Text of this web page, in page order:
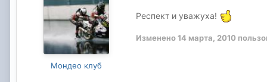
Мондео клуб
Респект и уважуха!
Изменено14 марта, 2010